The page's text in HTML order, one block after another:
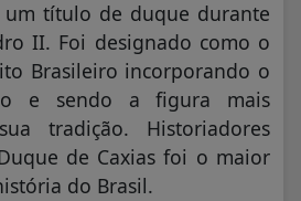
um título de duque durante
II. Foi designado como o
Brasileiro incorporando o
e sendo a figura mais
tradição. Historiadores
de Caxias foi o maior
do Brasil.